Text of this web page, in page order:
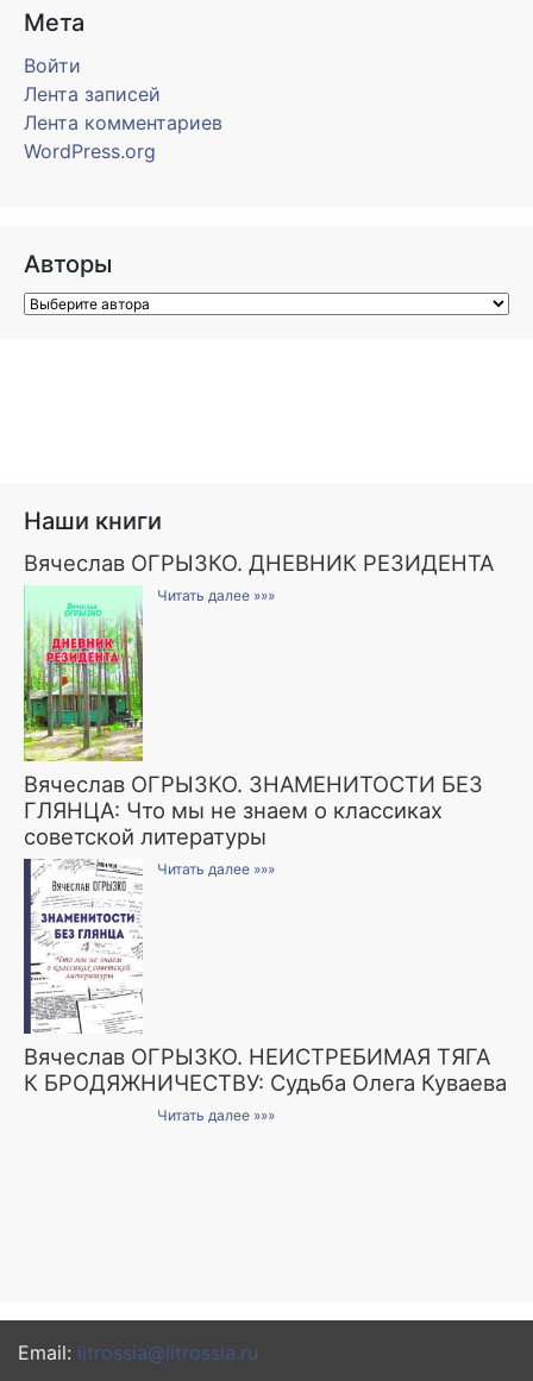
Мета
Войти
Лента записей
Лента комментариев
WordPress.org
Авторы
Наши книги
Вячеслав ОГРЫЗКО. ДНЕВНИК РЕЗИДЕНТА
Читать далее »»»
Вячеслав ОГРЫЗКО. ЗНАМЕНИТОСТИ БЕЗ
ГЛЯНЦА: Что мы не знаем о классиках
советской литературы
Читать далее »»»
Вячеслав ОГРЫЗКО. НЕИСТРЕБИМАЯ ТЯГА
К БРОДЯЖНИЧЕСТВУ: Судьба Олега Куваева
Читать далее »»»
Email: litrossia@litrossia.ru